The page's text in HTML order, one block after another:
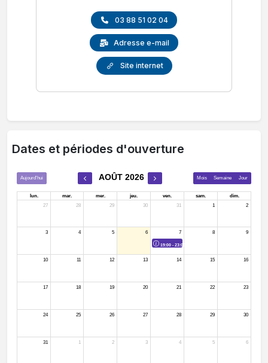
03 88 51 02 04
Adresse e-mail
Site internet
Dates et périodes d'ouverture